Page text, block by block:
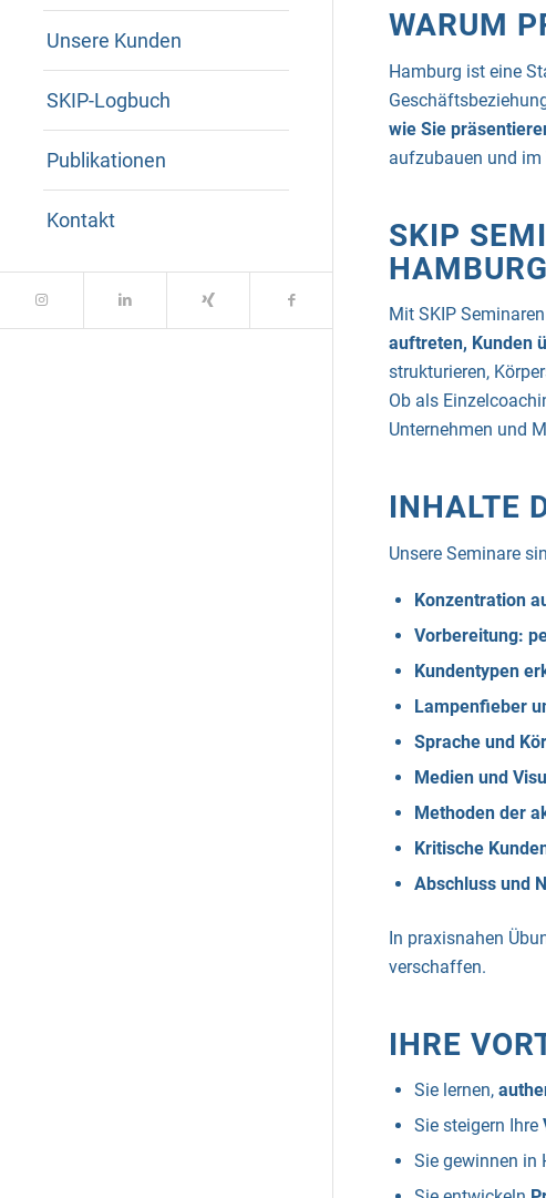
Unsere Kunden
SKIP-Logbuch
Publikationen
Kontakt
WARUM
Hamburg ist eine
wie Sie
aufzubauen und im
SKIP
HAMBURG
Mit SKIP
auftreten, Kunden
strukturieren,
Ob als
Unternehmen und
INHALTE
Unsere Seminare
Konzentration
Vorbereitung:
Kundentypen
Lampenfieber
Sprache und
Medien und
Methoden der
Kritische
Abschluss und
In praxisnahen
verschaffen.
IHRE
Sie lernen,
Sie steigern Ihre
Sie gewinnen in